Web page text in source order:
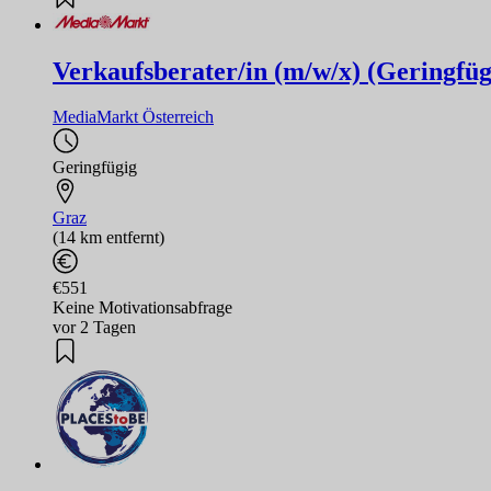
Verkaufsberater/in (m/w/x)
MediaMarkt Österreich
Geringfügig
Graz
(14 km entfernt)
€551
Keine Motivationsabfrage
vor 2 Tagen